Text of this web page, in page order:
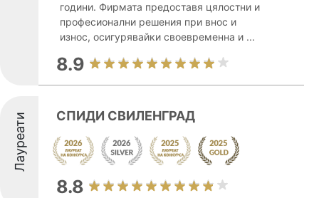
години. Фирмата предоставя цялостни и
професионални решения при внос и
износ, осигурявайки своевременна и ...
8.9
Лауреати СПИДИ СВИЛЕНГРАД
8.8